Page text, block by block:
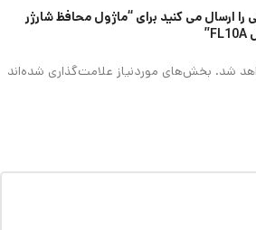
را ارسال می کنید برای “ماژول محافظ شارژر
شد. بخش‌های موردنیاز علامت‌گذاری شده‌اند